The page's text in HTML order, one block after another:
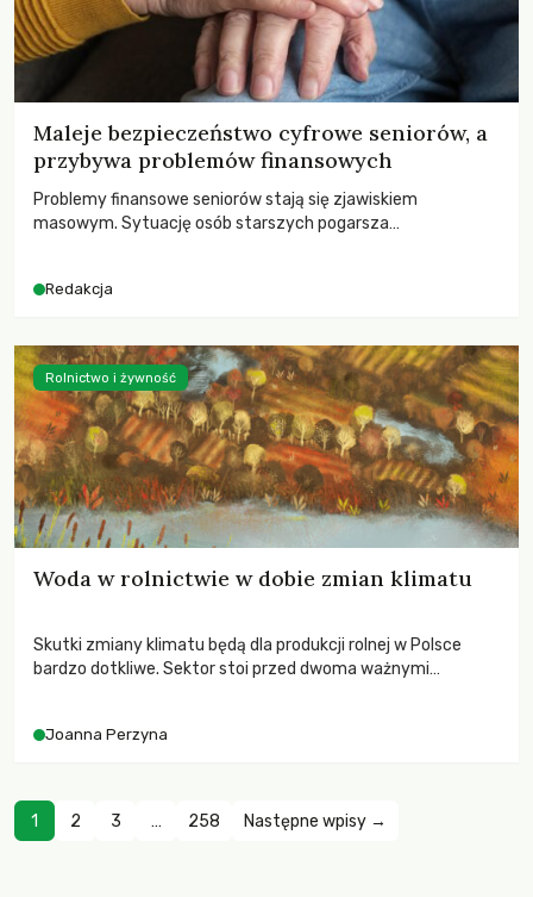
Maleje bezpieczeństwo cyfrowe seniorów, a
przybywa problemów finansowych
Problemy finansowe seniorów stają się zjawiskiem
masowym. Sytuację osób starszych pogarsza
Redakcja
Woda w rolnictwie w dobie zmian klimatu
Skutki zmiany klimatu będą dla produkcji rolnej w Polsce
bardzo dotkliwe. Sektor stoi przed dwoma ważnymi
zachodzących zmian klimatycznych. Wymagać to będzie
Joanna Perzyna
Rolnictwo i żywność
1 2 3 … 258 Następne wpisy →